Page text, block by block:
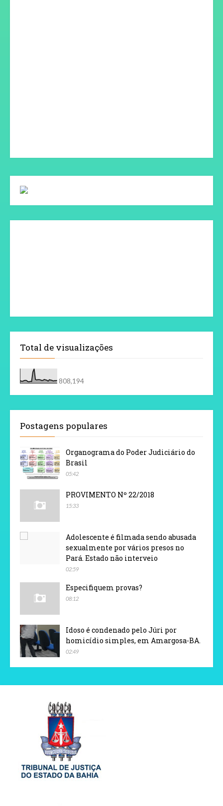
Total de visualizações
808,194
Postagens populares
Organograma do Poder Judiciário do
Brasil
05:42
PROVIMENTO Nº 22/2018
15:33
Adolescente é filmada sendo abusada
sexualmente por vários presos no
Pará. Estado não interveio
02:59
Especifiquem provas?
08:12
Idoso é condenado pelo Júri por
homicídio simples, em Amargosa-BA.
02:49